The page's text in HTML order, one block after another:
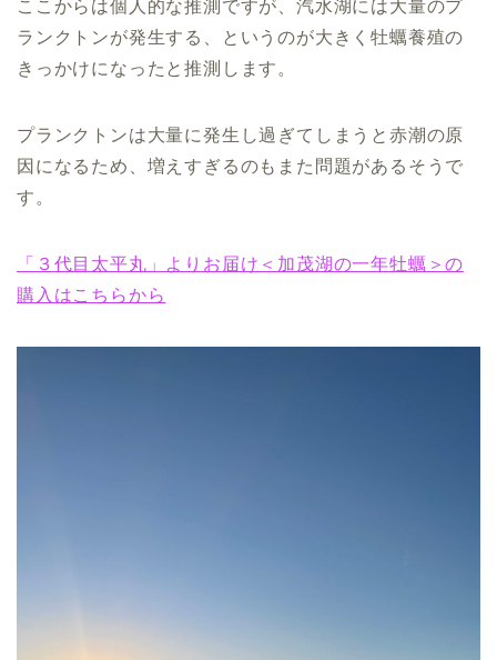
ここからは個人的な推測ですが、汽水湖には大量のプ
ランクトンが発生する、というのが大きく牡蠣養殖の
きっかけになったと推測します。
プランクトンは大量に発生し過ぎてしまうと赤潮の原
因になるため、増えすぎるのもまた問題があるそうで
す。
「３代目太平丸」よりお届け＜加茂湖の一年牡蠣＞の
購入はこちらから